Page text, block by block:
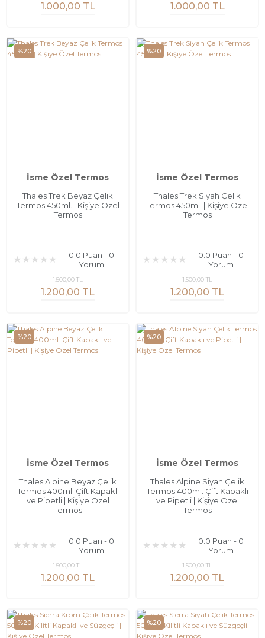
1.000,00 TL 1.000,00 TL
%20
İsme Özel Termos
Thales Trek Beyaz Çelik
Termos 450ml. | Kişiye Özel
Termos
0.0 Puan - 0
Yorum
1.200,00 TL
1.500,00 TL
%20
İsme Özel Termos
Thales Trek Siyah Çelik
Termos 450ml. | Kişiye Özel
Termos
0.0 Puan - 0
Yorum
1.200,00 TL
1.500,00 TL
%20
İsme Özel Termos
Thales Alpine Beyaz Çelik
Termos 400ml. Çift Kapaklı
ve Pipetli | Kişiye Özel
Termos
0.0 Puan - 0
Yorum
1.200,00 TL
1.500,00 TL
%20
İsme Özel Termos
Thales Alpine Siyah Çelik
Termos 400ml. Çift Kapaklı
ve Pipetli | Kişiye Özel
Termos
0.0 Puan - 0
Yorum
1.200,00 TL
1.500,00 TL
%20 %20